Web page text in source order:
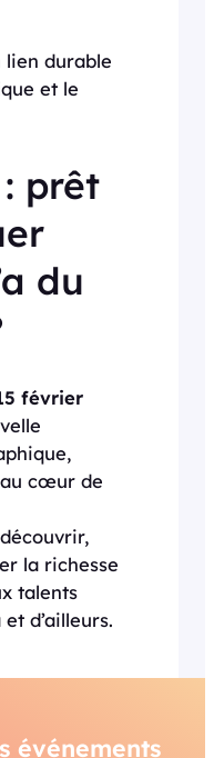
lien durable
et le
prêt
du
février
cœur de
la richesse
talents
d’ailleurs.
événements